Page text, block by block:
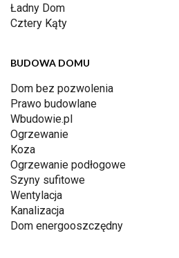
Ładny Dom
Cztery Kąty
BUDOWA DOMU
Dom bez pozwolenia
Prawo budowlane
Wbudowie.pl
Ogrzewanie
Koza
Ogrzewanie podłogowe
Szyny sufitowe
Wentylacja
Kanalizacja
Dom energooszczędny